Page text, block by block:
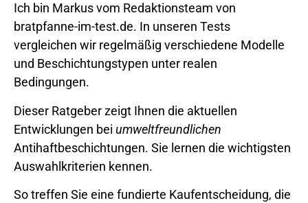
Ich bin Markus vom Redaktionsteam von
bratpfanne-im-test.de. In unseren Tests
vergleichen wir regelmäßig verschiedene Modelle
und Beschichtungstypen unter realen
Bedingungen.
Dieser Ratgeber zeigt Ihnen die aktuellen
Entwicklungen bei umweltfreundlichen
Antihaftbeschichtungen. Sie lernen die wichtigsten
Auswahlkriterien kennen.
So treffen Sie eine fundierte Kaufentscheidung, die